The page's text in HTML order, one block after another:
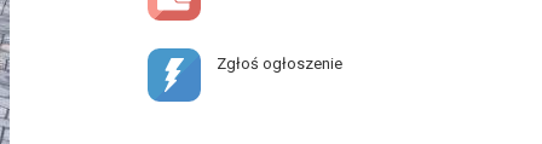
Zgłoś ogłoszenie